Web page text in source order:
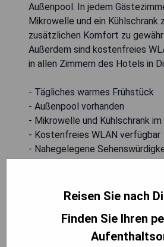
Außenpool. In jedem
Mikrowelle und ein Kühlschrank
zusätzlichen Komfort zu
Außerdem sind kostenfreies
in allen Zimmern des Hotels in
- Tägliches warmes Frühstück
- Außenpool vorhanden
- Mikrowelle und Kühlschrank
- Kostenfreies WLAN verfügbar
- Nahegelegene
Comfort Inn Dickson
Reisen Sie nach
Finden Sie Ihren